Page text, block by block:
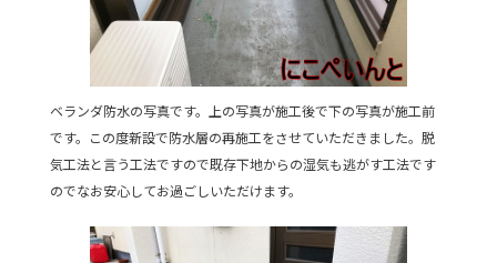
ベランダ防水の写真です。上の写真が施工後で下の写真が施工前
です。この度新設で防水層の再施工をさせていただきました。脱
気工法と言う工法ですので既存下地からの湿気も逃がす工法です
のでなお安心してお過ごしいただけます。